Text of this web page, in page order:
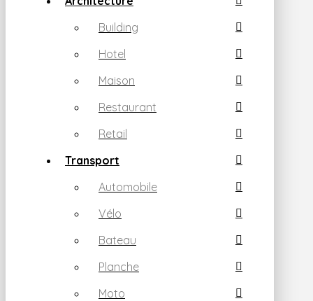
Building
Hotel
Maison
Restaurant
Retail
Transport
Automobile
Vélo
Bateau
Planche
Moto